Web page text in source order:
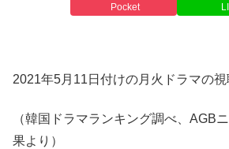
Pocket
2021年5月11日付けの月火ドラマの視
（韓国ドラマランキング調べ、AGB
果より）